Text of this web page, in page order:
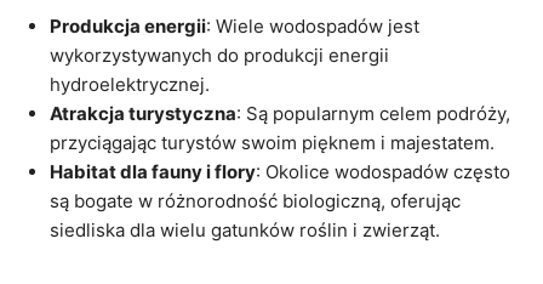
Produkcja energii: Wiele wodospadów jest
wykorzystywanych do produkcji energii
hydroelektrycznej.
Atrakcja turystyczna: Są popularnym celem podróży,
przyciągając turystów swoim pięknem i majestatem.
Habitat dla fauny i flory: Okolice wodospadów często
są bogate w różnorodność biologiczną, oferując
siedliska dla wielu gatunków roślin i zwierząt.